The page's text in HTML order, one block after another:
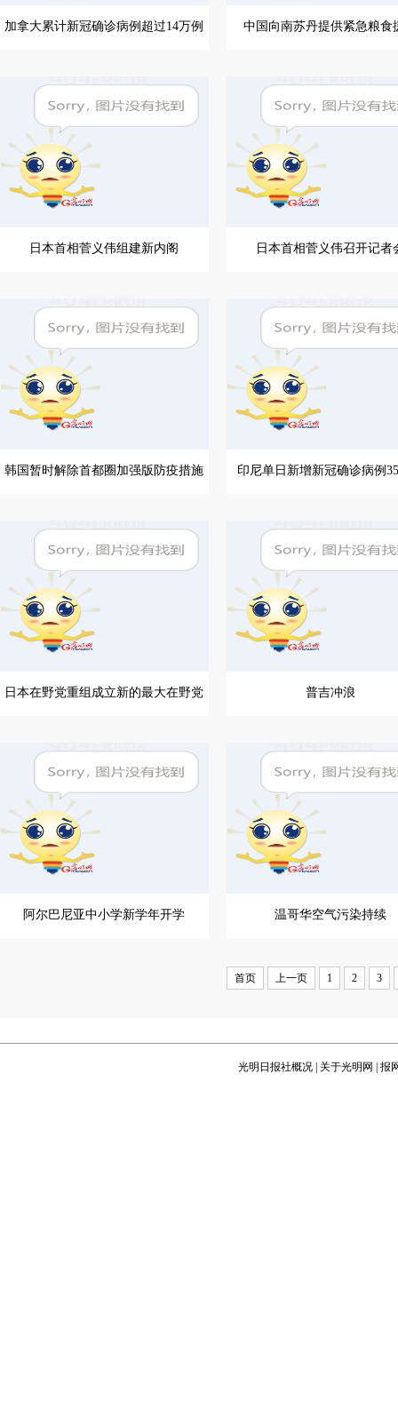
加拿大累计新冠确诊病例超过14万例 中国向南苏丹提供紧急粮食
日本首相菅义伟组建新内阁 日本首相菅义伟召开记者
韩国暂时解除首都圈加强版防疫措施 印尼单日新增新冠确诊病例
日本在野党重组成立新的最大在野党 普吉冲浪
阿尔巴尼亚中小学新学年开学 温哥华空气污染持续
首页 上一页 1 2 3
光明日报社概况 关于光明网 报